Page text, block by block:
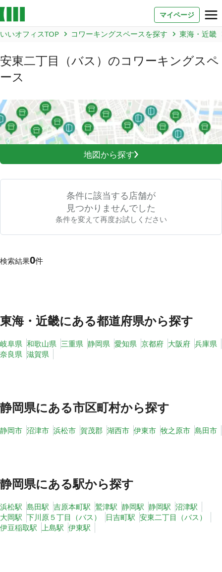
マイページ
よくあるご質問
店舗オーナー様へ
いいオフィス（コワーキングスペース）
いい会議室（会議室専用スペース）
コワーキング運営DXシステム
その他
いいオフィスTOP コワーキングスペースを探す 東海・近畿
安東二丁目（バス） のコワーキングスペ
ース
地図から探す
条件に該当する店舗が
見つかりませんでした
条件を変えて再度お試しください
検索結果0件
東海・近畿にある都道府県から探す
岐阜県 和歌山県 三重県 静岡県 愛知県 京都府 大阪府 兵庫県
奈良県 滋賀県
静岡県にある市区町村から探す
静岡市 沼津市 浜松市 賀茂郡 湖西市 伊東市 牧之原市 島田市
静岡県にある駅から探す
浜松駅 島田駅 吉原本町駅 鷲津駅 静岡駅 静岡駅 沼津駅
大岡駅 下川原５丁目（バス） 日吉町駅 安東二丁目（バス）
伊豆稲取駅 上島駅 伊東駅